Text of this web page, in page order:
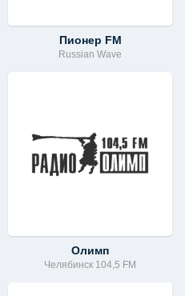
Пионер FM
Russian Wave
Олимп
Челябинск 104,5 FM